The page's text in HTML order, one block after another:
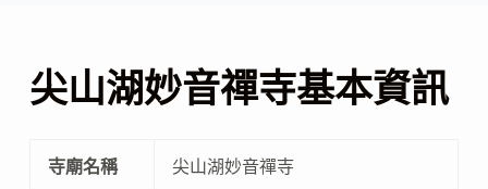
尖山湖妙音禪寺基本資訊
寺廟名稱 尖山湖妙音禪寺